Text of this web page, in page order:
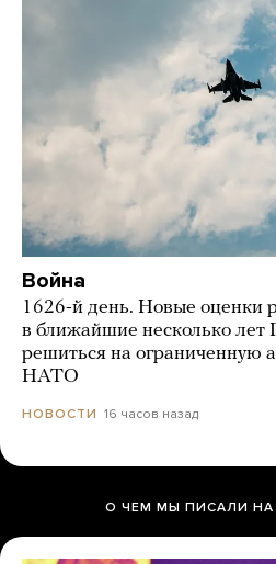
Война
1626-й день. Новые оценки
в ближайшие несколько лет
решиться на ограниченную
НАТО
НОВОСТИ 16 часов назад
О ЧЕМ МЫ ПИСАЛИ